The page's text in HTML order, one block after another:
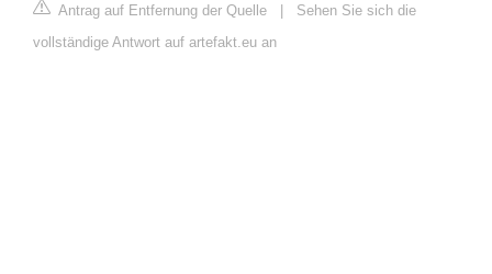
Antrag auf Entfernung der Quelle | Sehen Sie sich die
vollständige Antwort auf artefakt.eu an